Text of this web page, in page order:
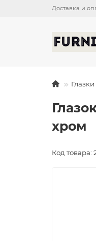
Доставка и
хром
Код товара: